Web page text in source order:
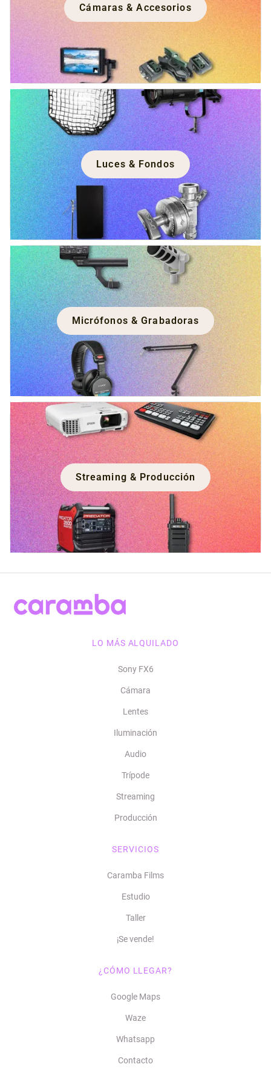
Cámaras & Accesorios
Luces & Fondos
Micrófonos & Grabadoras
Streaming & Producción
LO MÁS ALQUILADO
Sony FX6
Cámara
Lentes
Iluminación
Audio
Trípode
Streaming
Producción
SERVICIOS
Caramba Films
Estudio
Taller
¡Se vende!
¿CÓMO LLEGAR?
Google Maps
Waze
Whatsapp
Contacto